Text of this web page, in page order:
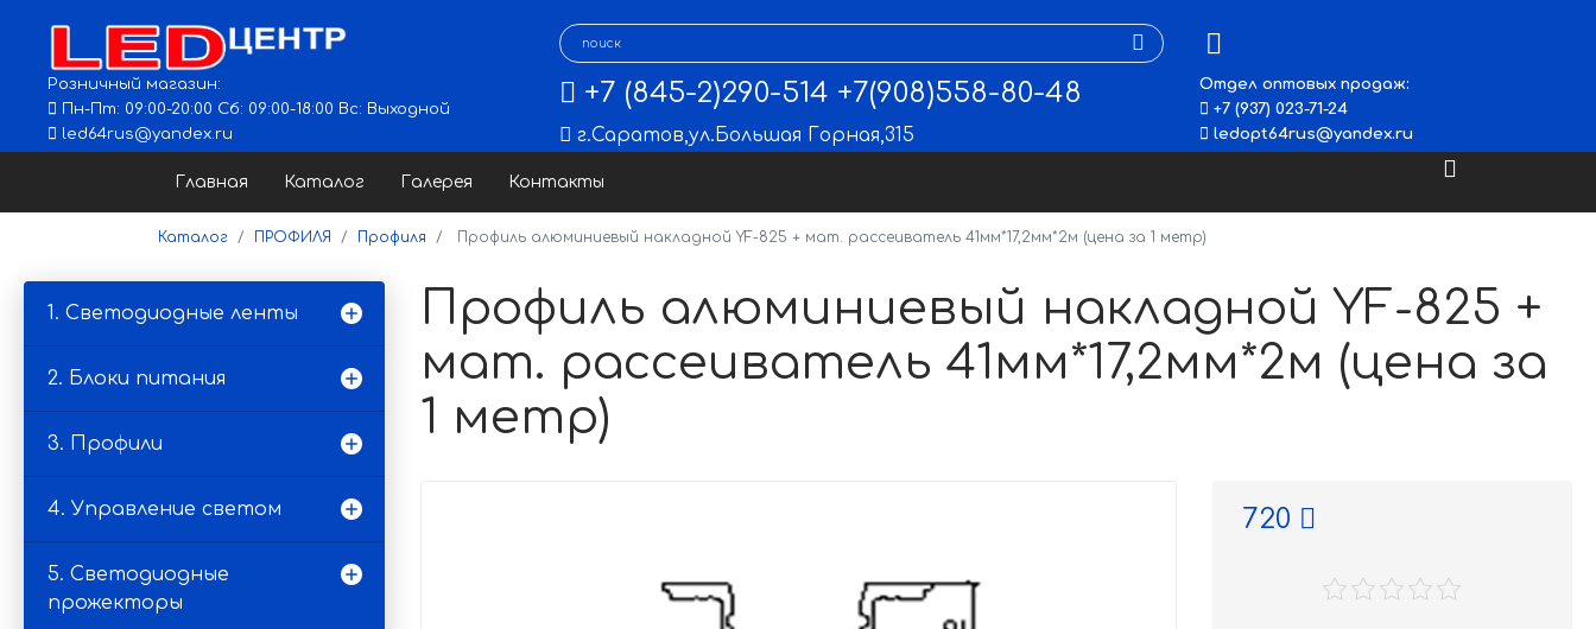
Розничный магазин:
Пн-Пт: 09:00-20:00 Сб: 09:00-18:00 Вс: Выходной
led64rus@yandex.ru
+7 (845-2)290-514 +7(908)558-80-48
г.Саратов,ул.Большая Горная,315
Отдел оптовых продаж:
+7 (937) 023-71-24
ledopt64rus@yandex.ru
Главная Каталог Галерея Контакты
Каталог ПРОФИЛЯ Профиля Профиль алюминиевый накладной YF-825 + мат. рассеиватель 41мм*17,2мм*2м (цена за 1 метр)
1. Светодиодные ленты
2. Блоки питания
3. Профили
4. Управление светом
5. Светодиодные
прожекторы
Профиль алюминиевый накладной YF-825 +
мат. рассеиватель 41мм*17,2мм*2м (цена за
1 метр)
720